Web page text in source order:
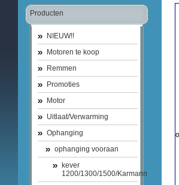
Producten
NIEUW!!
Motoren te koop
Remmen
Promoties
Motor
Uitlaat/Verwarming
Ophanging
ophanging vooraan
kever
1200/1300/1500/Karmann